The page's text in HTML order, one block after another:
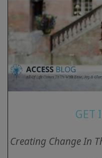
GET
Creating Change In